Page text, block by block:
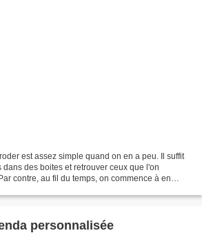
est assez simple quand on en a peu. Il suffit
des boites et retrouver ceux que l'on
contre, au fil du temps, on commence à en
personnalisée